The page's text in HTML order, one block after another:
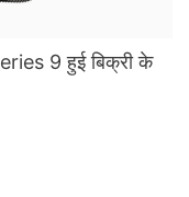
9 हुई बिक्री के